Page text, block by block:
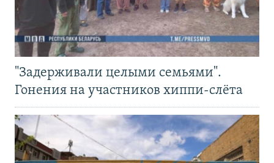
"Задерживали целыми семьями".
Гонения на участников хиппи-слёта